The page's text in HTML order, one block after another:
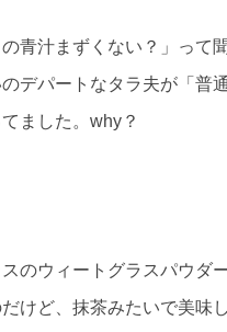
青汁まずくない？」って
デパートなタラ夫が「普
ました。why？
のウィートグラスパウダ
けど、抹茶みたいで美味